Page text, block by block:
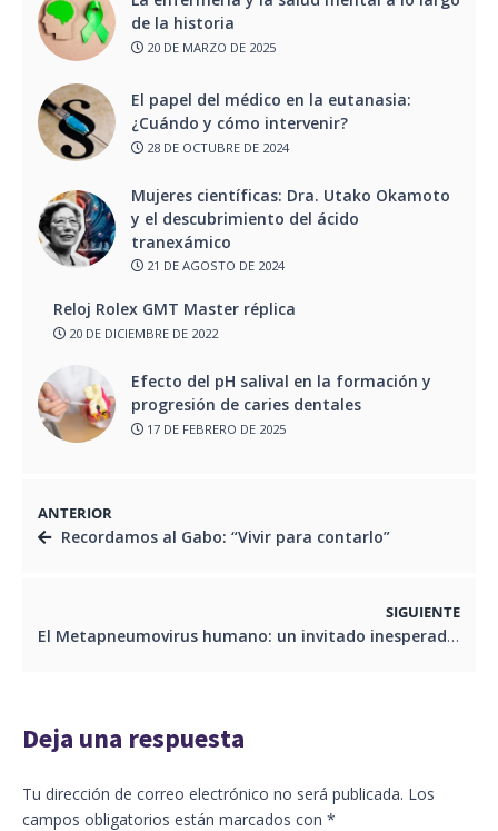
de la historia
20 DE MARZO DE 2025
El papel del médico en la eutanasia:
¿Cuándo y cómo intervenir?
28 DE OCTUBRE DE 2024
Mujeres científicas: Dra. Utako Okamoto
y el descubrimiento del ácido
tranexámico
21 DE AGOSTO DE 2024
Reloj Rolex GMT Master réplica
20 DE DICIEMBRE DE 2022
Efecto del pH salival en la formación y
progresión de caries dentales
17 DE FEBRERO DE 2025
ANTERIOR
Recordamos al Gabo: “Vivir para contarlo”
SIGUIENTE
El Metapneumovirus humano: un invitado inesperado en nuestra realidad
Deja una respuesta
Tu dirección de correo electrónico no será publicada. Los
campos obligatorios están marcados con *